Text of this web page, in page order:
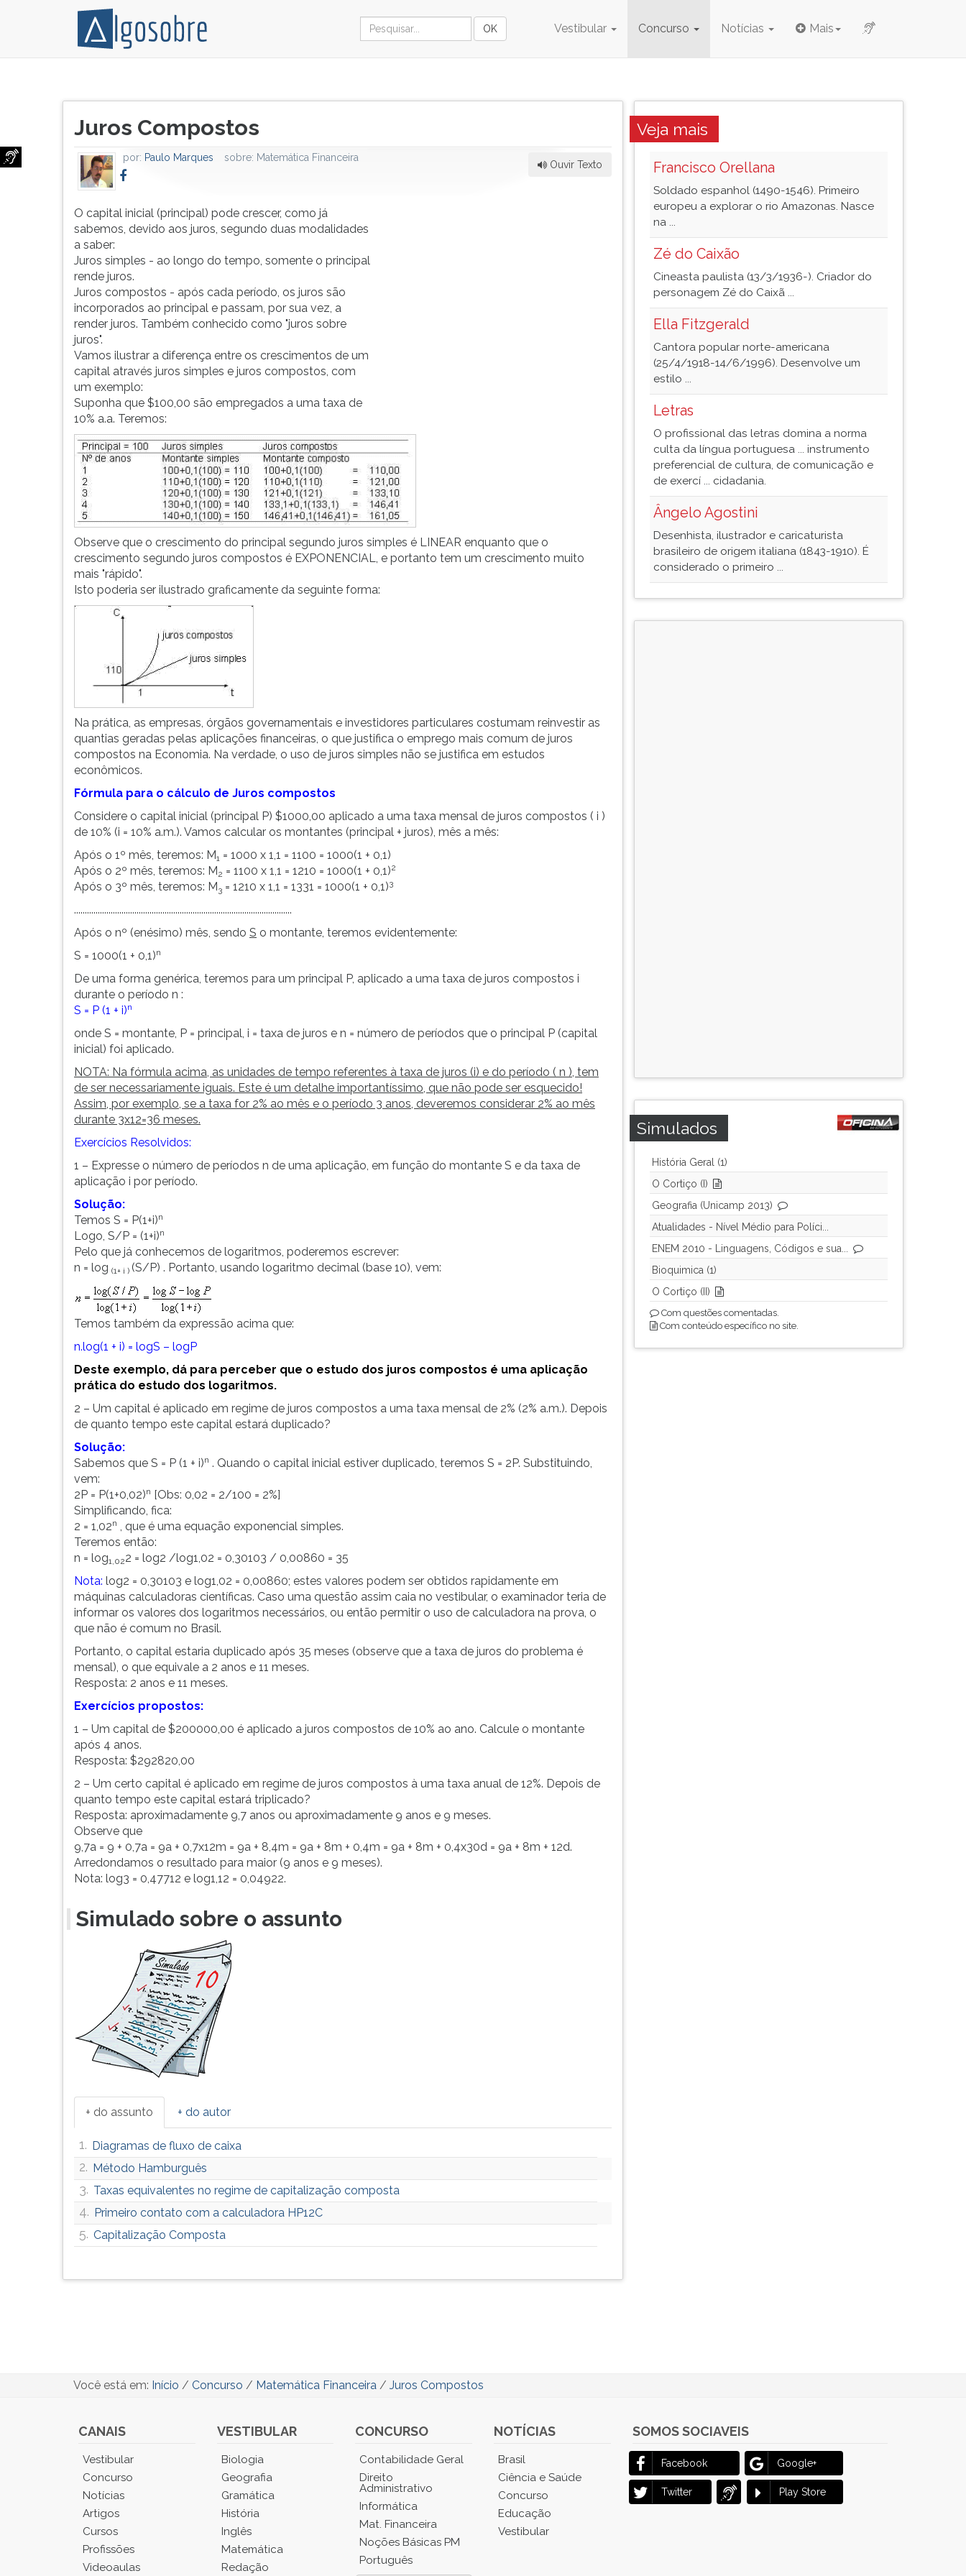
Vestibular Concurso Notícias Mais
pode
crescer,
F
para
do
artigo:
Juros Compostos
Ouvir Texto
por: Paulo Marques sobre: Matemática Financeira
O capital inicial (principal) pode crescer, como já
sabemos, devido aos juros, segundo duas modalidades
a saber:
Juros simples - ao longo do tempo, somente o principal
rende juros.
Juros compostos - após cada período, os juros são
incorporados ao principal e passam, por sua vez, a
render juros. Também conhecido como "juros sobre
juros".
Vamos ilustrar a diferença entre os crescimentos de um
capital através juros simples e juros compostos, com
um exemplo:
Suponha que $100,00 são empregados a uma taxa de
10% a.a. Teremos:
Observe que o crescimento do principal segundo juros simples é LINEAR enquanto que o
crescimento segundo juros compostos é EXPONENCIAL, e portanto tem um crescimento muito
mais "rápido".
Isto poderia ser ilustrado graficamente da seguinte forma:
Na prática, as empresas, órgãos governamentais e investidores particulares costumam reinvestir as
quantias geradas pelas aplicações financeiras, o que justifica o emprego mais comum de juros
compostos na Economia. Na verdade, o uso de juros simples não se justifica em estudos
econômicos.
Fórmula para o cálculo de Juros compostos
Considere o capital inicial (principal P) $1000,00 aplicado a uma taxa mensal de juros compostos ( i )
de 10% (i = 10% a.m.). Vamos calcular os montantes (principal + juros), mês a mês:
Após o 1º mês, teremos: M1 = 1000 x 1,1 = 1100 = 1000(1 + 0,1)
Após o 2º mês, teremos: M2 = 1100 x 1,1 = 1210 = 1000(1 + 0,1)2
Após o 3º mês, teremos: M3 = 1210 x 1,1 = 1331 = 1000(1 + 0,1)3
.....................................................................................................
Após o nº (enésimo) mês, sendo S o montante, teremos evidentemente:
S = 1000(1 + 0,1)n
De uma forma genérica, teremos para um principal P, aplicado a uma taxa de juros compostos i
durante o período n :
S = P (1 + i)n
onde S = montante, P = principal, i = taxa de juros e n = número de períodos que o principal P (capital
inicial) foi aplicado.
NOTA: Na fórmula acima, as unidades de tempo referentes à taxa de juros (i) e do período ( n ), tem
de ser necessariamente iguais. Este é um detalhe importantíssimo, que não pode ser esquecido!
Assim, por exemplo, se a taxa for 2% ao mês e o período 3 anos, deveremos considerar 2% ao mês
durante 3x12=36 meses.
Exercícios Resolvidos:
1 – Expresse o número de períodos n de uma aplicação, em função do montante S e da taxa de
aplicação i por período.
Solução:
Temos S = P(1+i)n
Logo, S/P = (1+i)n
Pelo que já conhecemos de logaritmos, poderemos escrever:
n = log (1+ i ) (S/P) . Portanto, usando logaritmo decimal (base 10), vem:
Temos também da expressão acima que:
n.log(1 + i) = logS – logP
Deste exemplo, dá para perceber que o estudo dos juros compostos é uma aplicação
prática do estudo dos logaritmos.
2 – Um capital é aplicado em regime de juros compostos a uma taxa mensal de 2% (2% a.m.). Depois
de quanto tempo este capital estará duplicado?
Solução:
Sabemos que S = P (1 + i)n . Quando o capital inicial estiver duplicado, teremos S = 2P. Substituindo,
vem:
2P = P(1+0,02)n [Obs: 0,02 = 2/100 = 2%]
Simplificando, fica:
2 = 1,02n , que é uma equação exponencial simples.
Teremos então:
n = log1,022 = log2 /log1,02 = 0,30103 / 0,00860 = 35
Nota: log2 = 0,30103 e log1,02 = 0,00860; estes valores podem ser obtidos rapidamente em
máquinas calculadoras científicas. Caso uma questão assim caia no vestibular, o examinador teria de
informar os valores dos logaritmos necessários, ou então permitir o uso de calculadora na prova, o
que não é comum no Brasil.
Portanto, o capital estaria duplicado após 35 meses (observe que a taxa de juros do problema é
mensal), o que equivale a 2 anos e 11 meses.
Resposta: 2 anos e 11 meses.
Exercícios propostos:
1 – Um capital de $200000,00 é aplicado a juros compostos de 10% ao ano. Calcule o montante
após 4 anos.
Resposta: $292820,00
2 – Um certo capital é aplicado em regime de juros compostos à uma taxa anual de 12%. Depois de
quanto tempo este capital estará triplicado?
Resposta: aproximadamente 9,7 anos ou aproximadamente 9 anos e 9 meses.
Observe que
9,7a = 9 + 0,7a = 9a + 0,7x12m = 9a + 8,4m = 9a + 8m + 0,4m = 9a + 8m + 0,4x30d = 9a + 8m + 12d.
Arredondamos o resultado para maior (9 anos e 9 meses).
Nota: log3 = 0,47712 e log1,12 = 0,04922.
Simulado sobre o assunto
+ do assunto + do autor
1. Diagramas de fluxo de caixa
2. Método Hamburguês
3. Taxas equivalentes no regime de capitalização composta
4. Primeiro contato com a calculadora HP12C
5. Capitalização Composta
Veja mais
Francisco Orellana
Soldado espanhol (1490-1546). Primeiro
europeu a explorar o rio Amazonas. Nasce
na ...
Zé do Caixão
Cineasta paulista (13/3/1936-). Criador do
personagem Zé do Caixã ...
Ella Fitzgerald
Cantora popular norte-americana
(25/4/1918-14/6/1996). Desenvolve um
estilo ...
Letras
O profissional das letras domina a norma
culta da língua portuguesa ... instrumento
preferencial de cultura, de comunicação e
de exercí ... cidadania.
Ângelo Agostini
Desenhista, ilustrador e caricaturista
brasileiro de origem italiana (1843-1910). É
considerado o primeiro ...
Simulados
História Geral (1)
O Cortiço (I)
Geografia (Unicamp 2013)
Atualidades - Nível Médio para Políci...
ENEM 2010 - Linguagens, Códigos e sua...
Bioquimica (1)
O Cortiço (II)
Com questões comentadas.
Com conteúdo específico no site.
Você está em: Início / Concurso / Matemática Financeira / Juros Compostos
CANAIS
Você
está
Menu
Principal.
Pressione
TAB
e
Vestibular
Concurso
Notícias
Artigos
Cursos
Profissões
Videoaulas
VESTIBULAR
Biologia
Geografia
Gramática
História
Inglês
Matemática
Redação
CONCURSO
Contabilidade Geral
Direito
Administrativo
Informática
Mat. Financeira
Noções Básicas PM
Português
NOTÍCIAS
Brasil
Ciência e Saúde
Concurso
Educação
Vestibular
SOMOS SOCIAVEIS
Facebook Google+
Twitter Play Store